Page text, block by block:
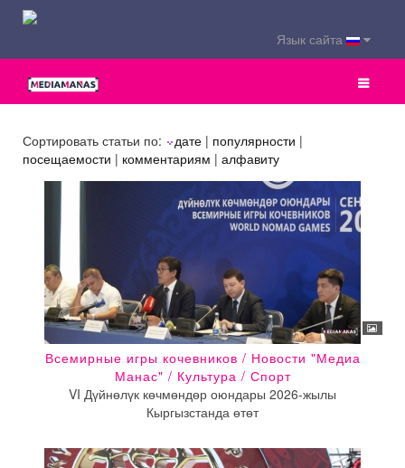
Язык сайта
Сортировать статьи по: дате | популярности |
посещаемости | комментариям | алфавиту
Всемирные игры кочевников / Новости "Медиа
Манас" / Культура / Спорт
VI Дүйнөлүк көчмөндөр оюндары 2026-жылы
Кыргызстанда өтөт